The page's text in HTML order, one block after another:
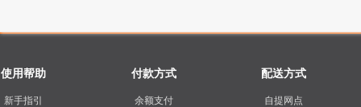
使用帮助
新手指引
付款方式
余额支付
配送方式
自提网点